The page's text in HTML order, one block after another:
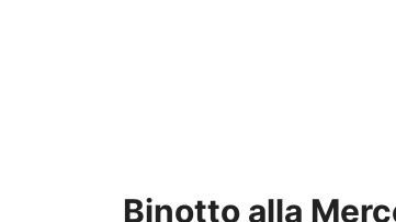
Binotto alla